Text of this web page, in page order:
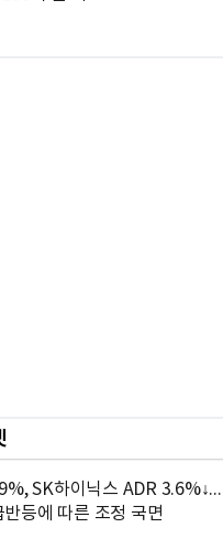
SK하이닉스 ADR 3.6%↓...
등에 따른 조정 국면